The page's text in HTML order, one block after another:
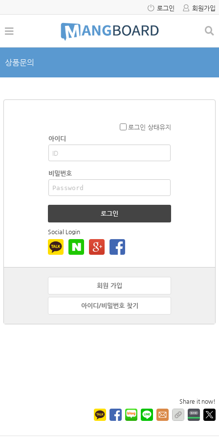
로그인 회원가입
상품문의
로그인 상태유지
아이디
비밀번호
로그인
Social Login
회원 가입
아이디/비밀번호 찾기
Share it now!